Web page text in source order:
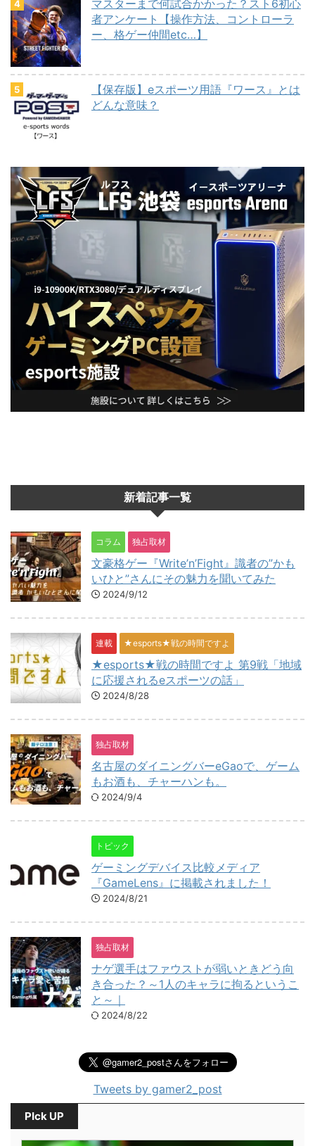
マスターまで何試合かかった？スト6初心
者アンケート【操作方法、コントローラ
ー、格ゲー仲間etc…】
【保存版】eスポーツ用語『ワース』とは
どんな意味？
新着記事一覧
コラム 独占取材
文豪格ゲー『Write’n’Fight』識者の”かも
いひと”さんにその魅力を聞いてみた
2024/9/12
連載 ★esports★戦の時間ですよ
★esports★戦の時間ですよ 第9戦「地域
に応援されるeスポーツの話」
2024/8/28
独占取材
名古屋のダイニングバーeGaoで、ゲーム
もお酒も、チャーハンも。
2024/9/4
トピック
ゲーミングデバイス比較メディア
『GameLens』に掲載されました！
2024/8/21
独占取材
ナゲ選手はファウストが弱いときどう向
き合った？～1人のキャラに拘るというこ
と～｜
2024/8/22
Tweets by gamer2_post
PIck UP